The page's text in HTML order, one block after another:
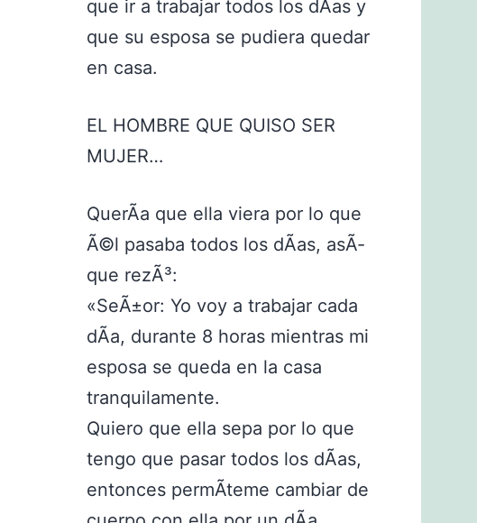
que ir a trabajar todos los dÃ­as y
que su esposa se pudiera quedar
en casa.
EL HOMBRE QUE QUISO SER
MUJER…
QuerÃ­a que ella viera por lo que
Ã©l pasaba todos los dÃ­as, asÃ­
que rezÃ³:
«SeÃ±or: Yo voy a trabajar cada
dÃ­a, durante 8 horas mientras mi
esposa se queda en la casa
tranquilamente.
Quiero que ella sepa por lo que
tengo que pasar todos los dÃ­as,
entonces permÃ­teme cambiar de